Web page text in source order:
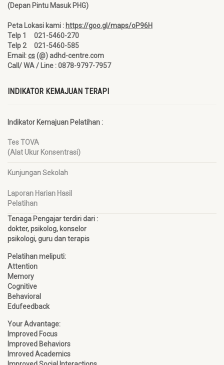
(Depan Pintu Masuk PHG)
Peta Lokasi kami : https://goo.gl/maps/oP96H
Telp 1 021-5460-270
Telp 2 021-5460-585
Email:cs(@) adhd-centre.com
Call/ WA / Line : 0878-9797-7957
INDIKATOR KEMAJUAN TERAPI
Indikator Kemajuan Pelatihan :
Tes TOVA
(Alat Ukur Konsentrasi)
Kunjungan Sekolah
Laporan Harian Hasil
Pelatihan
Tenaga Pengajar terdiri dari :
dokter, psikolog, konselor
psikologi, guru dan terapis
Pelatihan meliputi:
Attention
Memory
Cognitive
Behavioral
Edufeedback
Your Advantage:
Improved Focus
Improved Behaviors
Imroved Academics